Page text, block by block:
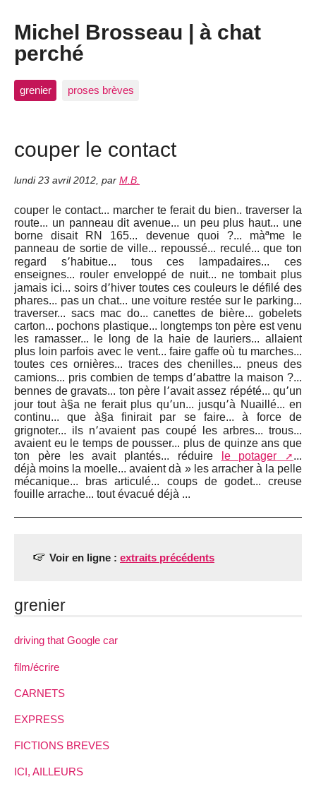
Michel Brosseau | à chat
perché
grenier proses brèves
couper le contact
lundi 23 avril 2012, par M.B.
couper le contact... marcher te ferait du bien.. traverser la
route... un panneau dit avenue... un peu plus haut... une
borne disait RN 165... devenue quoi ?... màªme le
panneau de sortie de ville... repoussé... reculé... que ton
regard s՚habitue... tous ces lampadaires... ces
enseignes... rouler enveloppé de nuit... ne tombait plus
jamais ici... soirs d՚hiver toutes ces couleurs le défilé des
phares... pas un chat... une voiture restée sur le parking...
traverser... sacs mac do... canettes de bière... gobelets
carton... pochons plastique... longtemps ton père est venu
les ramasser... le long de la haie de lauriers... allaient
plus loin parfois avec le vent... faire gaffe où tu marches...
toutes ces ornières... traces des chenilles... pneus des
camions... pris combien de temps d՚abattre la maison ?...
bennes de gravats... ton père l՚avait assez répété... qu՚un
jour tout à§a ne ferait plus qu՚un... jusqu՚à Nuaillé... en
continu... que à§a finirait par se faire... à force de
grignoter... ils n՚avaient pas coupé les arbres... trous...
avaient eu le temps de pousser... plus de quinze ans que
ton père les avait plantés... réduire
le potager
...
déjà moins la moelle... avaient dà » les arracher à la pelle
mécanique... bras articulé... coups de godet... creuse
fouille arrache... tout évacué déjà ...
Voir en ligne : extraits précédents
grenier
driving that Google car
film/écrire
CARNETS
EXPRESS
FICTIONS BREVES
ICI, AILLEURS